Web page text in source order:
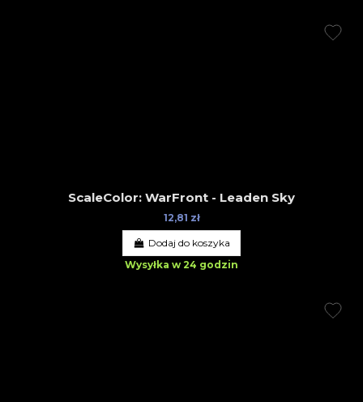
ScaleColor: WarFront - Leaden Sky
12,81 zł
Dodaj do koszyka
Wysyłka w 24 godzin